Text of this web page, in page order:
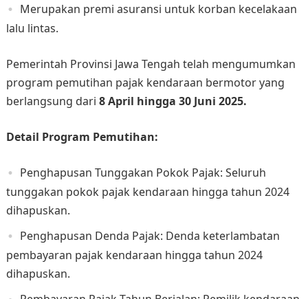
Merupakan premi asuransi untuk korban kecelakaan
lalu lintas.
​Pemerintah Provinsi Jawa Tengah telah mengumumkan
program pemutihan pajak kendaraan bermotor yang
berlangsung dari 8 April hingga 30 Juni 2025. ​
Detail Program Pemutihan:
Penghapusan Tunggakan Pokok Pajak: Seluruh
tunggakan pokok pajak kendaraan hingga tahun 2024
dihapuskan.​
Penghapusan Denda Pajak: Denda keterlambatan
pembayaran pajak kendaraan hingga tahun 2024
dihapuskan.​